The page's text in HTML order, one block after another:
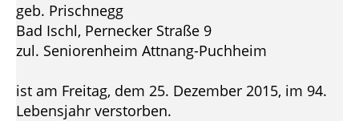
geb. Prischnegg
Bad Ischl, Pernecker Straße 9
zul. Seniorenheim Attnang-Puchheim
ist am Freitag, dem 25. Dezember 2015, im 94.
Lebensjahr verstorben.